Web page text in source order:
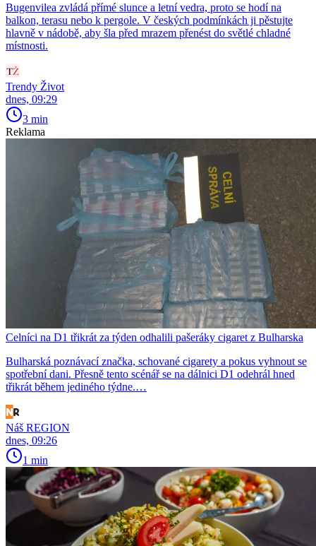
Bugenvilea zvládá přímé slunce a letní vedra, proto se hodí na
balkon, terasu nebo k pergole. V českých podmínkách ji pěstujte
hlavně v nádobě, aby šla před mrazem přenést do světlé chladné
místnosti.
Trendy Život
dnes, 09:29
3 min
Reklama
Celníci na D1 třikrát za týden odhalili pašeráky cigaret z Bulharska
Bulharská poznávací značka, schované cigarety a pokus vyhnout se
spotřební dani. Přesně tento scénář se na dálnici D1 odehrál hned
třikrát během jediného týdne.…
Náš REGION
dnes, 09:26
1 min